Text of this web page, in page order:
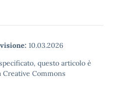
10.03.2026
questo articolo è
Commons